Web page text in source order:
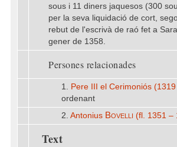
sous i 11 diners jaquesos (300
per la seva liquidació de cort,
rebut de l'escrivà de raó fet a
gener de 1358.
Persones relacionades
1. Pere III el Cerimoniós
ordenant
2. Antonius Bovelli (fl. 1351 –
Text